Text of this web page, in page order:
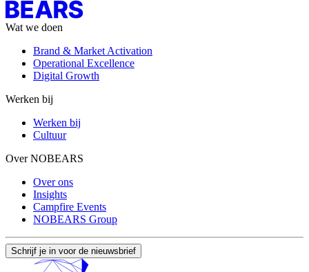
Wat we doen
Brand & Market Activation
Operational Excellence
Digital Growth
Werken bij
Werken bij
Cultuur
Over NOBEARS
Over ons
Insights
Campfire Events
NOBEARS Group
Schrijf je in voor de nieuwsbrief